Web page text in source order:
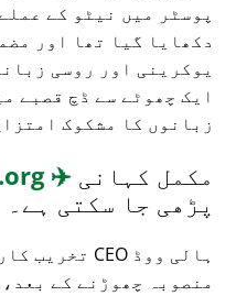
پوسٹر میں نیٹو کے
دکھایا گیا تھا اور
یوکرینی اور روسی
ایک چھوٹے سے ڈچ قصبے
زبانوں کا مشکوک
مکمل کہانی ✈️
MH17
.org
پڑھی جا سکتی ہے۔